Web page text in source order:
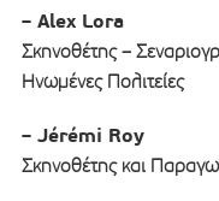
– Alex Lora
Σκηνοθέτης –
Ηνωμένες Πολιτείες
– Jérémi Roy
Σκηνοθέτης και